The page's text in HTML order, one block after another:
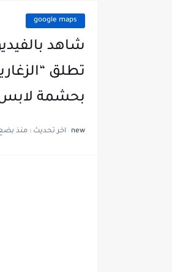
google maps
شاهد
تطلق
بحشمة لابس
new اخر تحديث : منذ